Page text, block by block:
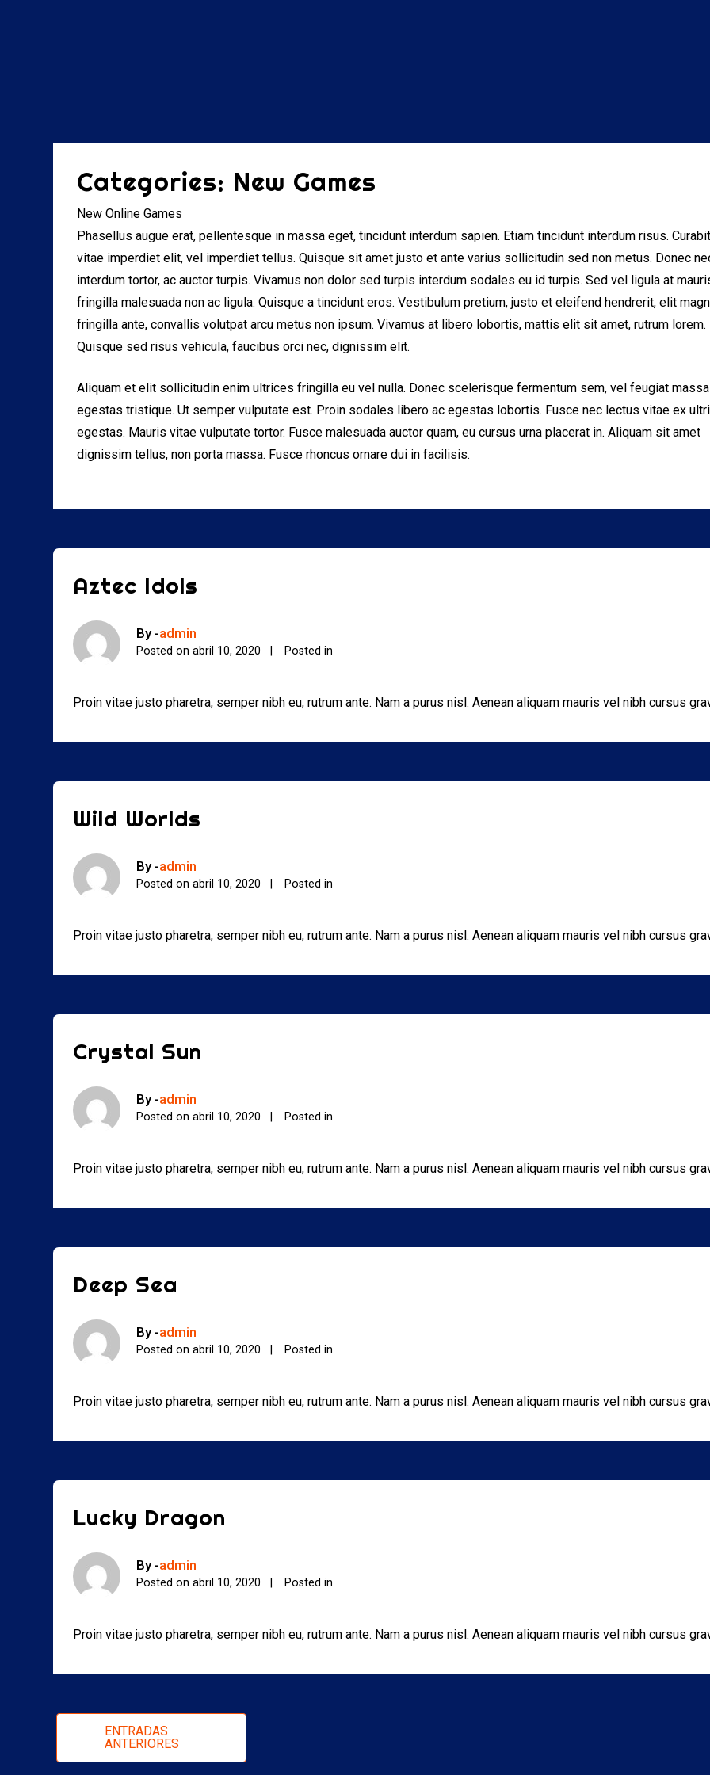
Categories: New Games
New Online Games
Phasellus augue erat, pellentesque in massa eget, tincidunt interdum sapien. Etiam tincidunt interdum risus.
vitae imperdiet elit, vel imperdiet tellus. Quisque sit amet justo et ante varius sollicitudin sed non metus. Donec
interdum tortor, ac auctor turpis. Vivamus non dolor sed turpis interdum sodales eu id turpis. Sed vel ligula at
fringilla malesuada non ac ligula. Quisque a tincidunt eros. Vestibulum pretium, justo et eleifend hendrerit, elit
fringilla ante, convallis volutpat arcu metus non ipsum. Vivamus at libero lobortis, mattis elit sit amet, rutrum lorem.
Quisque sed risus vehicula, faucibus orci nec, dignissim elit.
Aliquam et elit sollicitudin enim ultrices fringilla eu vel nulla. Donec scelerisque fermentum sem, vel feugiat massa
egestas tristique. Ut semper vulputate est. Proin sodales libero ac egestas lobortis. Fusce nec lectus vitae ex
egestas. Mauris vitae vulputate tortor. Fusce malesuada auctor quam, eu cursus urna placerat in. Aliquam sit amet
dignissim tellus, non porta massa. Fusce rhoncus ornare dui in facilisis.
Aztec Idols
By -admin
Posted onabril 10, 2020 Posted in
Proin vitae justo pharetra, semper nibh eu, rutrum ante. Nam a purus nisl. Aenean aliquam mauris vel nibh cursus
Wild Worlds
By -admin
Posted onabril 10, 2020 Posted in
Proin vitae justo pharetra, semper nibh eu, rutrum ante. Nam a purus nisl. Aenean aliquam mauris vel nibh cursus
Crystal Sun
By -admin
Posted onabril 10, 2020 Posted in
Proin vitae justo pharetra, semper nibh eu, rutrum ante. Nam a purus nisl. Aenean aliquam mauris vel nibh cursus
Deep Sea
By -admin
Posted onabril 10, 2020 Posted in
Proin vitae justo pharetra, semper nibh eu, rutrum ante. Nam a purus nisl. Aenean aliquam mauris vel nibh cursus
Lucky Dragon
By -admin
Posted onabril 10, 2020 Posted in
Proin vitae justo pharetra, semper nibh eu, rutrum ante. Nam a purus nisl. Aenean aliquam mauris vel nibh cursus
Navegación
de
ENTRADAS
ANTERIORES